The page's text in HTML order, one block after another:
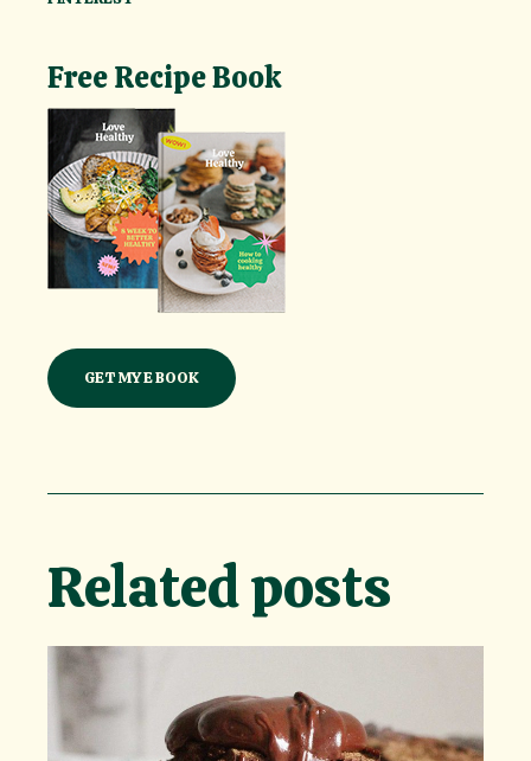
Free Recipe Book
GET MY E BOOK
Related posts